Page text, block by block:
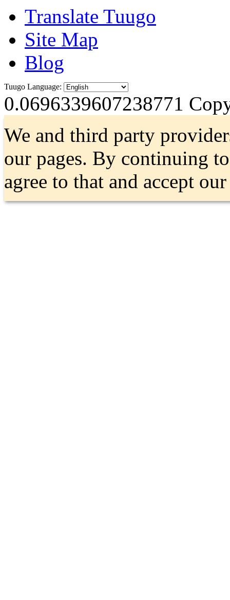
Translate Tuugo
Site Map
Blog
Tuugo Language:
0.0696339607238771
We and third party
our pages. By continuing
agree to that and accept